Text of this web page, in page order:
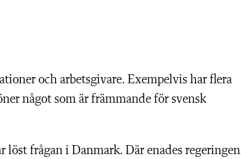
och arbetsgivare. Exempelvis har flera
något som är främmande för svensk
löst frågan i Danmark. Där enades regeringen